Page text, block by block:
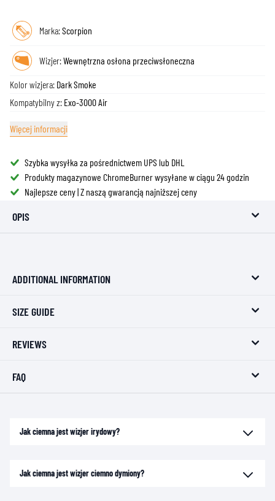
Marka:Scorpion
Wizjer:Wewnętrzna osłona przeciwsłoneczna
Kolor wizjera: Dark Smoke
Kompatybilny z: Exo-3000 Air
Więcej informacji
Szybka wysyłka za pośrednictwem UPS lub DHL
Produkty magazynowe ChromeBurner wysyłane w ciągu 24 godzin
Najlepsze ceny | Z naszą gwarancją najniższej ceny
OPIS
ADDITIONAL INFORMATION
SIZE GUIDE
REVIEWS
FAQ
Jak ciemna jest wizjer irydowy?
Jak ciemna jest wizjer ciemno dymiony?